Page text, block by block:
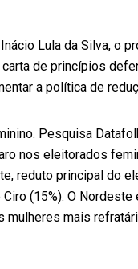
Lula da Silva, o
de princípios
a política de
Pesquisa
nos eleitorados
reduto principal do
(15%). O
mulheres mais